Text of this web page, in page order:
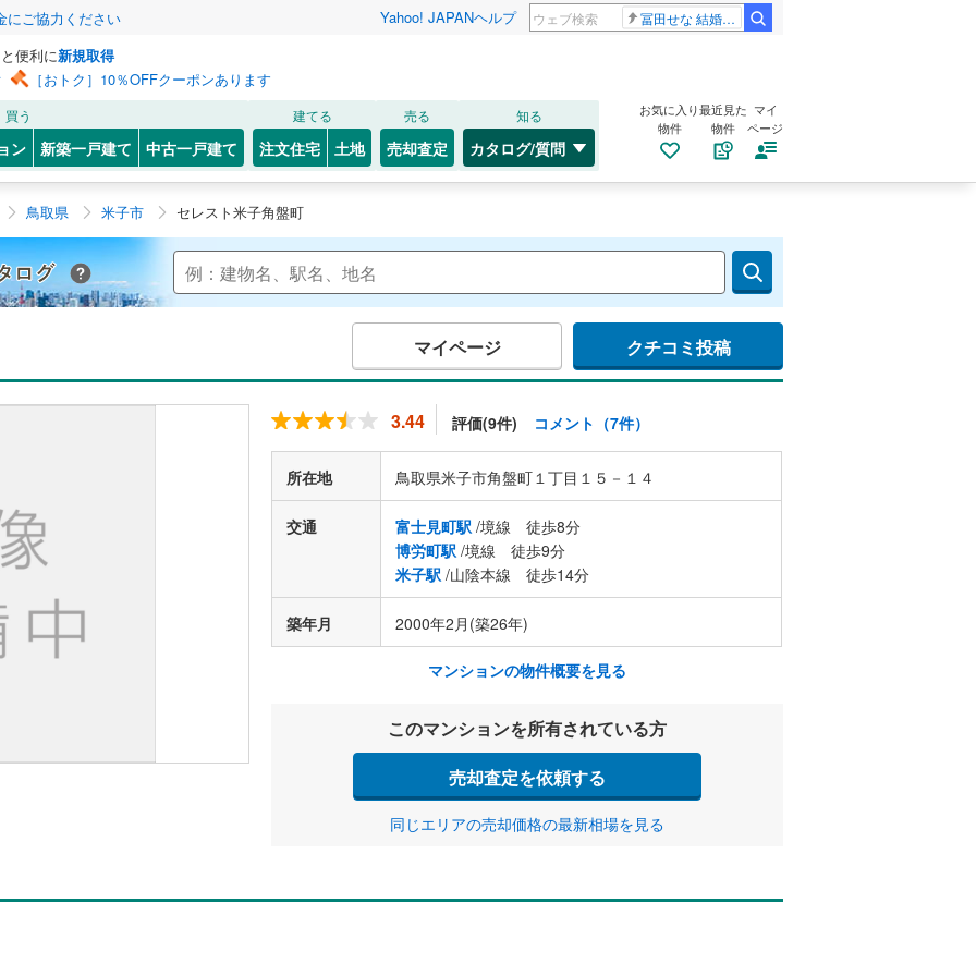
にご協力ください Yahoo! JAPANヘルプ 冨田せな 結婚発表
便利に新規取得
［おトク］10％OFFクーポンあります
買う
ン 新築一戸建て 中古一戸建て
建てる
注文住宅 土地
売る
売却査定
知る
カタログ/質問
お気に入り
物件
最近見た
物件
マイ
ページ
鳥取県 米子市 セレスト米子角盤町
Yahoo!不動産 マンションカタログ
マイページ クチコミ投稿
3.44 評価(9件) コメント（7件）
所在地 鳥取県米子市角盤町１丁目１５－１４
交通 富士見町駅 /境線 徒歩8分
博労町駅 /境線 徒歩9分
米子駅 /山陰本線 徒歩14分
築年月 2000年2月(築26年)
マンションの物件概要を見る
このマンションを所有されている方
売却査定を依頼する
同じエリアの売却価格の最新相場を見る